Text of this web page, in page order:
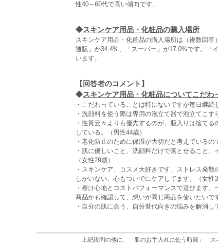
性40～60代で高い傾向です。
◆スキンケア用品・化粧品の購入場所
スキンケア用品・化粧品の購入場所は（複数回
通販」が34.4%、「スーパー」が17.0%です。「
います。
【回答者のコメント】
◆スキンケア用品・化粧品についてこだ
・こだわっていることは特にないですが毎日継
・洗顔料を使う際は専用の泡立て器で泡立てこ
・性質云々よりも優先するのが、瓶入りは捨て
している。（男性44歳）
・老化防止のために保湿が大切だと考えている
・肌に優しいこと、洗顔料だけで落とせること
（女性29歳）
・スキンケア、コスメ大好きです。ストレス発
しかいない。心もついでにケアしてます。（女性
・着け心地とコストパフォーマンスで選びます
商品かも確認して、想いが同じ商品を使いたいで
・自分の肌に合う、自分世代向きの悩みを解消
上記設問の他に、「肌のお手入れに使う時間」「